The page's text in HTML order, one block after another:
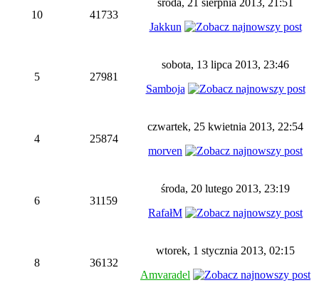
10 41733
Jakkun
5 27981
sobota, 13 lipca 2013, 23:46
Samboja
4 25874
czwartek, 25 kwietnia 2013, 22:54
morven
6 31159
środa, 20 lutego 2013, 23:19
RafałM
8 36132
wtorek, 1 stycznia 2013, 02:15
Amvaradel